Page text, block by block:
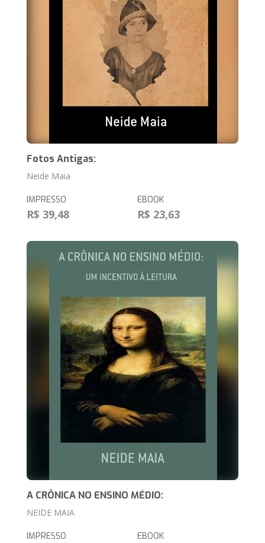
Fotos Antigas:
Neide Maia
IMPRESSO
R$ 39,48
EBOOK
R$ 23,63
A CRÔNICA NO ENSINO MÉDIO:
NEIDE MAIA
IMPRESSO EBOOK